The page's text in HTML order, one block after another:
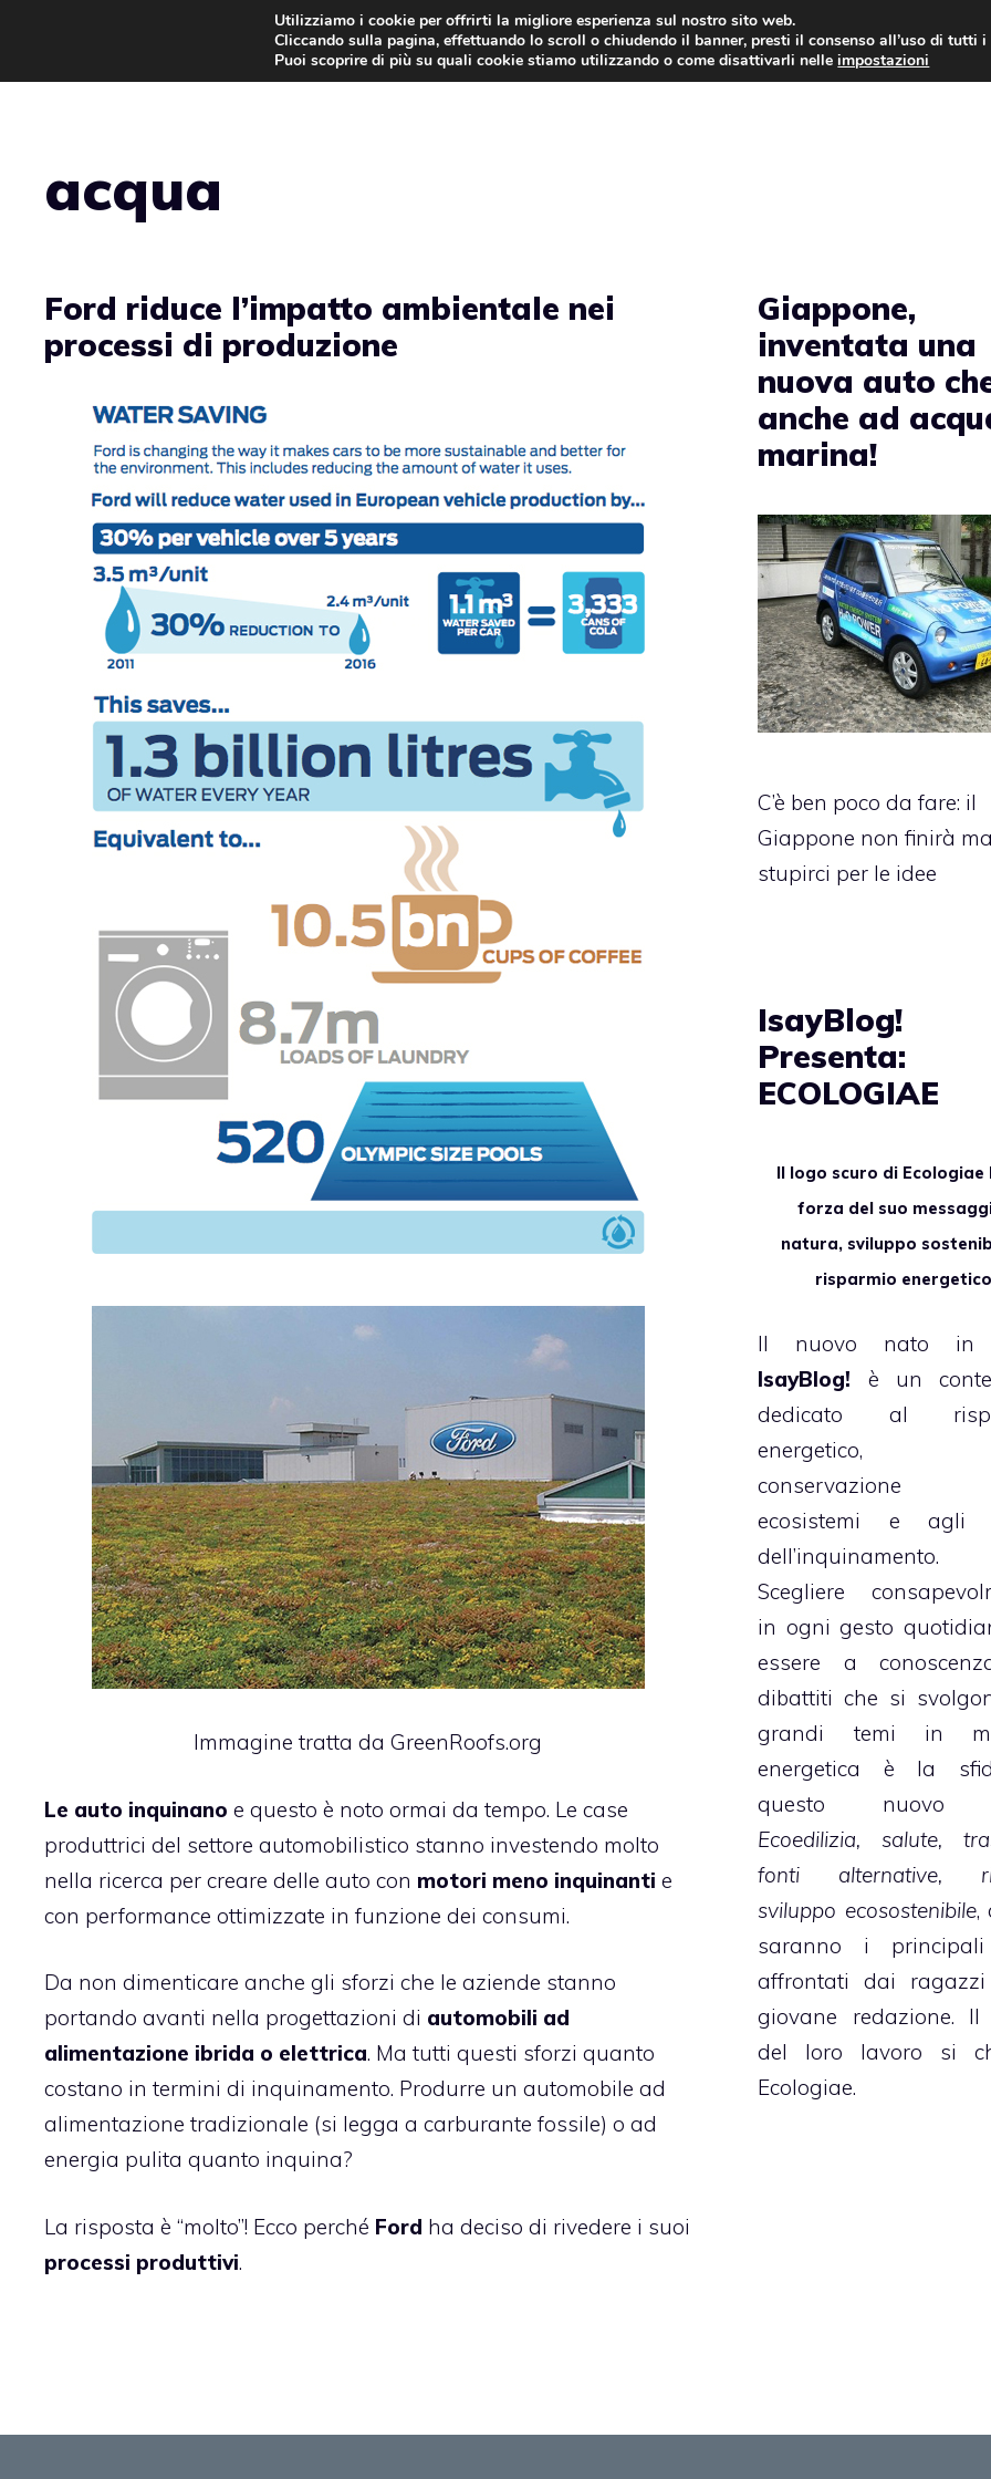
contenuto
AUTO NEWS
acqua
Ford riduce l’impatto ambientale nei
processi di produzione
Immagine tratta daGreenRoofs.org
Le auto inquinano e questo è noto ormai da tempo. Le case
produttrici del settore automobilistico stanno investendo molto
nella ricerca per creare delle auto con motori meno inquinanti e
con performance ottimizzate in funzione dei consumi.
Da non dimenticare anche gli sforzi che le aziende stanno
portando avanti nella progettazioni di automobili ad
alimentazione ibrida o elettrica. Ma tutti questi sforzi quanto
costano in termini di inquinamento. Produrre un automobile ad
alimentazione tradizionale (si legga a carburante fossile) o ad
energia pulita quanto inquina?
La risposta è “molto”! Ecco perché Ford ha deciso di rivedere i suoi
processi produttivi.
Giappone,
inventata una
nuova auto
anche ad
marina!
C’è ben poco da fare: il
Giappone non finirà
stupirci per le idee
IsayBlog!
Presenta:
ECOLOGIAE
Il logo scuro di Ecologiae
forza del suo
natura, sviluppo
risparmio energetico
Il nuovo nato in
IsayBlog! è un
dedicato al
energetico,
conservazione
ecosistemi e agli
dell’inquinamento.
Scegliere
in ogni gesto
essere a
dibattiti che si
grandi temi in
energetica è la
questo nuovo
Ecoedilizia, salute,
fonti alternative,
sviluppo ecosostenibile,
saranno i
affrontati dai
giovane redazione.
del loro lavoro si
Ecologiae.
Utilizziamo i cookie per offrirti la migliore esperienza sul nostro sito web.
Cliccando sulla pagina, effettuando lo scroll o chiudendo il banner, presti il consenso all’uso di tutti
Puoi scoprire di più su quali cookie stiamo utilizzando o come disattivarli nelleimpostazioni